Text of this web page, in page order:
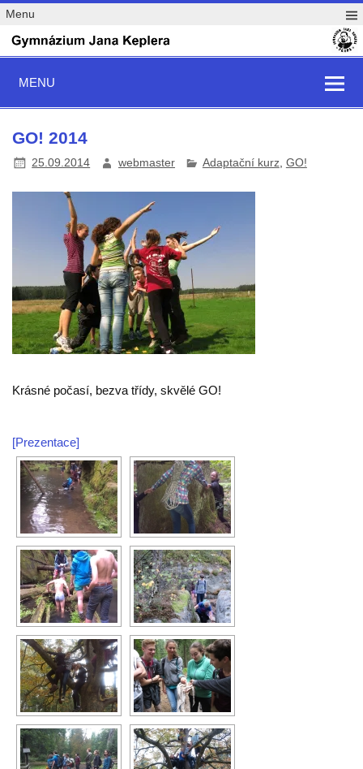
Menu
MENU
GO! 2014
25.09.2014 webmaster Adaptační kurz, GO!
Krásné počasí, bezva třídy, skvělé GO!
[Prezentace]